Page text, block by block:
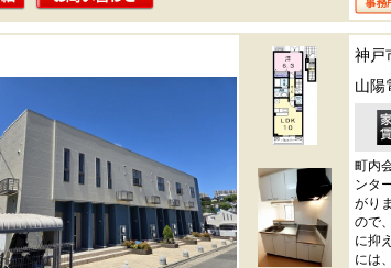
神戸
山陽
町内
ンタ
がり
ので
に抑
には